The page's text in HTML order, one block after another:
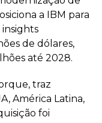
a IBM para
insights
de dólares,
até 2028.
traz
América Latina,
foi